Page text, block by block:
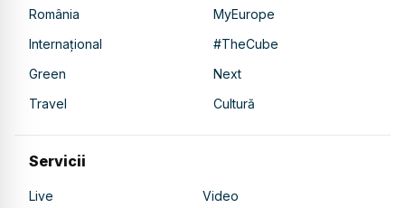
România
MyEurope
Internațional
#TheCube
Green
Next
Travel
Cultură
Servicii
Live
Video